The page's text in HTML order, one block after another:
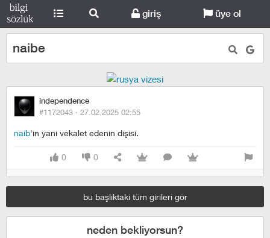
giriş üye ol
naibe
independence
#1172043 · 27.02.2025 02:55
naib'in yani vekalet edenin dişisi.
0 0
bu başlıktaki tüm girileri gör
neden bekliyorsun?